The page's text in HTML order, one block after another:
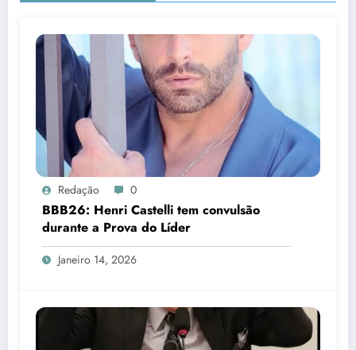
Redação 0
BBB26: Henri Castelli tem convulsão
durante a Prova do Líder
Janeiro 14, 2026